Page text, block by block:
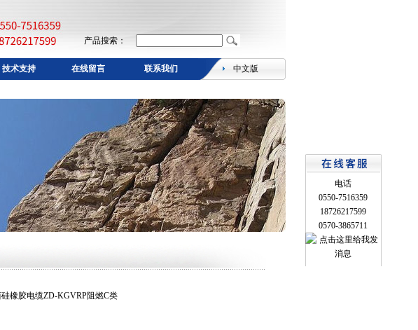
产品搜索：
技术支持 在线留言 联系我们 中文版
橡胶电缆ZD-KGVRP阻燃C类
电话
0550-7516359
18726217599
0570-3865711